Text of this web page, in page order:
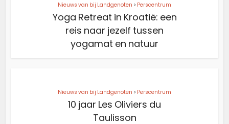
Nieuws van bij Landgenoten > Perscentrum
Yoga Retreat in Kroatië: een
reis naar jezelf tussen
yogamat en natuur
Nieuws van bij Landgenoten > Perscentrum
10 jaar Les Oliviers du
Taulisson